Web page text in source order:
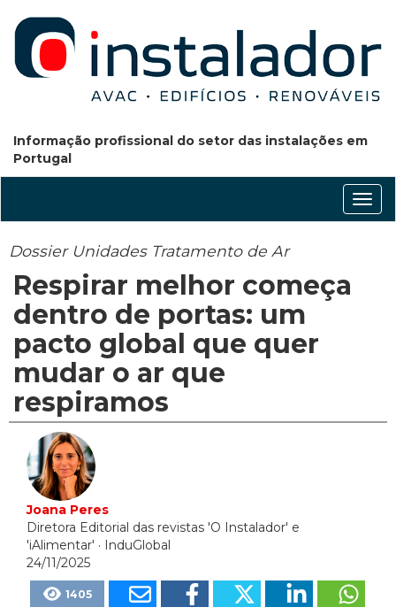
Informação profissional do setor das instalações em
Portugal
Dossier Unidades Tratamento de Ar
Respirar melhor começa
dentro de portas: um
pacto global que quer
mudar o ar que
respiramos
Joana Peres
Diretora Editorial das revistas 'O Instalador' e
'iAlimentar' · InduGlobal
24/11/2025
1405